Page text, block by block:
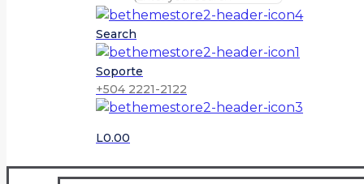
Search
Soporte
+504 2221-2122
L0.00